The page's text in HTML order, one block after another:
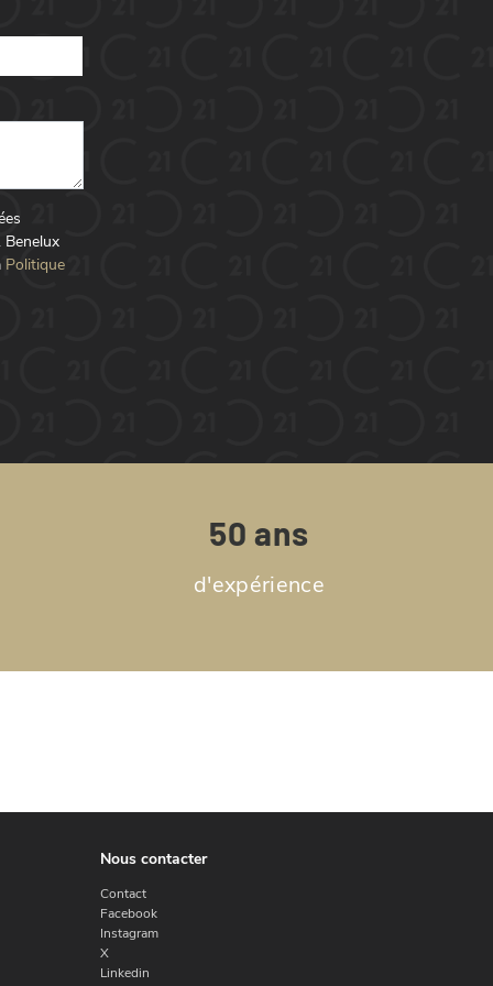
Politique
50 ans
d'expérience
Nous contacter
Contact
Facebook
Instagram
X
Linkedin